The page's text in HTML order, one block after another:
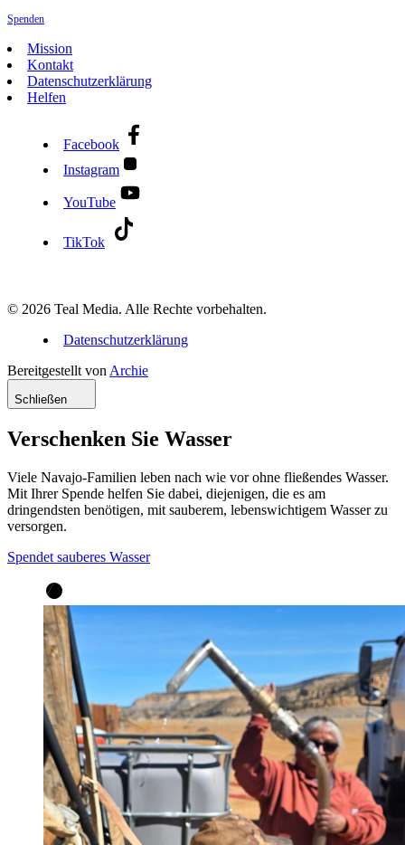
Spenden
Mission
Kontakt
Datenschutzerklärung
Helfen
Facebook
Instagram
YouTube
TikTok
© 2026 Teal Media. Alle Rechte vorbehalten.
Datenschutzerklärung
Bereitgestellt vonArchie
Schließen
Verschenken Sie Wasser
Viele Navajo-Familien leben nach wie vor ohne fließendes Wasser.
Mit Ihrer Spende helfen Sie dabei, diejenigen, die es am
dringendsten benötigen, mit sauberem, lebenswichtigem Wasser zu
versorgen.
Spendet sauberes Wasser